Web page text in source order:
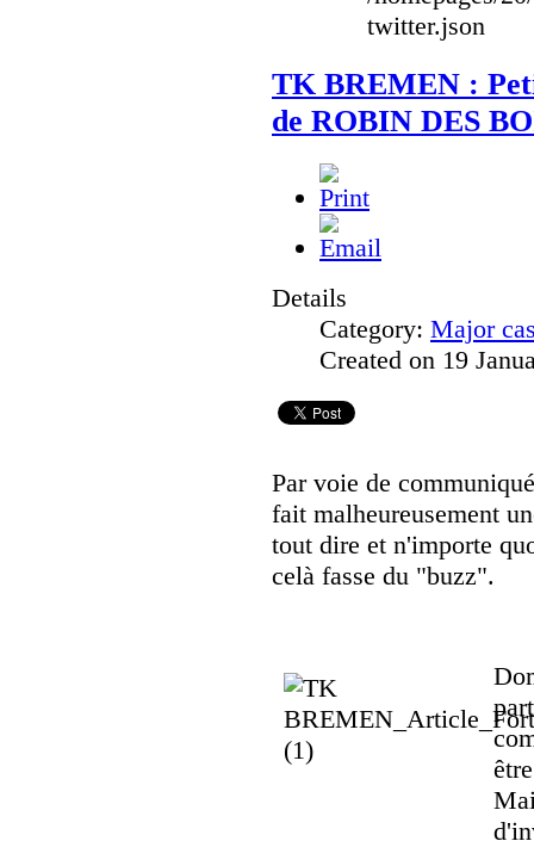
twitter.json
TK BREMEN :
de ROBIN DES
Details
Category: Major
Created on 19
Par voie de
fait malheureusement
tout dire et n'importe
celà fasse du "buzz".